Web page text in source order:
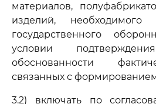
материалов,
изделий,
государственного
условии
обоснованности
связанных с формированием
3.2) включать по